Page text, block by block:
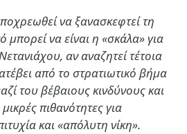
να ξανασκεφτεί τη
να είναι η «σκάλα» για
αν αναζητεί τέτοια
από το στρατιωτικό βήμα
του βέβαιους κινδύνους και
πιθανότητες για
και «απόλυτη νίκη».